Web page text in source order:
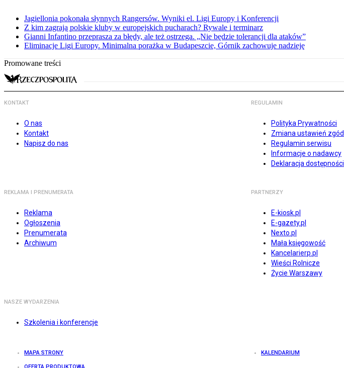
Jagiellonia pokonała słynnych Rangersów. Wyniki el. Ligi Europy i Konferencji
Z kim zagrają polskie kluby w europejskich pucharach? Rywale i terminarz
Gianni Infantino przeprasza za błędy, ale też ostrzega. „Nie będzie tolerancji dla ataków”
Eliminacje Ligi Europy. Minimalna porażka w Budapeszcie, Górnik zachowuje nadzieję
Promowane treści
KONTAKT
O nas
Kontakt
Napisz do nas
REGULAMIN
Polityka Prywatności
Zmiana ustawień zgód
Regulamin serwisu
Informacje o nadawcy
Deklaracja dostępności
REKLAMA I PRENUMERATA
Reklama
Ogłoszenia
Prenumerata
Archiwum
PARTNERZY
E-kiosk.pl
E-gazety.pl
Nexto.pl
Mała księgowość
Kancelarierp.pl
Wieści Rolnicze
Życie Warszawy
NASZE WYDARZENIA
Szkolenia i konferencje
MAPA STRONY KALENDARIUM